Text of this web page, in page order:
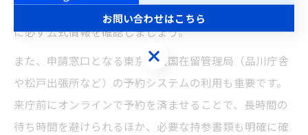
とに求められる証明書や証拠資料が異なるため、申請前
に必ず公式情報を確認しましょう。
また、申請窓口となる東京出入国在留管理局（品川庁舎
や松戸出張所など）の予約システムの利用も重要です。
来庁前にオンラインで予約を済ませることで、長時間の
待ち時間を避けられるほか、必要な持参書類も明確に確
お問い合わせはこちら
お問い合わせはこちら